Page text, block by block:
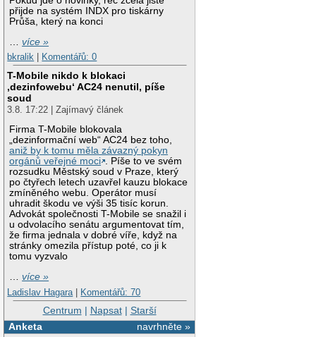
přijde na systém INDX pro tiskárny
Průša, který na konci
…více »
bkralik
Komentářů: 0
T-Mobile nikdo k blokaci
‚dezinfowebu‘ AC24 nenutil, píše
soud
3.8. 17:22 | Zajímavý článek
Firma T-Mobile blokovala
„dezinformační web“ AC24 bez toho,
aniž by k tomu měla závazný pokyn
orgánů veřejné moci . Píše to ve svém
rozsudku Městský soud v Praze, který
po čtyřech letech uzavřel kauzu blokace
zmíněného webu. Operátor musí
uhradit škodu ve výši 35 tisíc korun.
Advokát společnosti T-Mobile se snažil i
u odvolacího senátu argumentovat tím,
že firma jednala v dobré víře, když na
stránky omezila přístup poté, co ji k
tomu vyzvalo
…více »
Ladislav Hagara | Komentářů: 70
Centrum | Napsat| Starší
navrhněte »
Anketa